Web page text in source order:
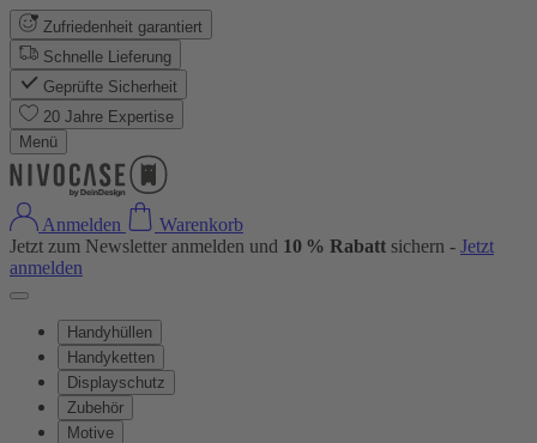
Zufriedenheit garantiert
Schnelle Lieferung
Geprüfte Sicherheit
20 Jahre Expertise
Menü
Anmelden
Warenkorb
Jetzt zum Newsletter anmelden und 10 % Rabatt sichern - Jetzt
anmelden
Handyhüllen
Handyketten
Displayschutz
Zubehör
Motive